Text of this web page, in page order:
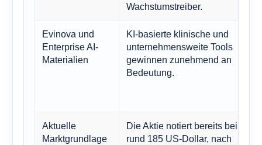
Wachstumstreiber.
Evinova und
Enterprise AI-
Materialien
KI-basierte klinische und
unternehmensweite Tools
gewinnen zunehmend an
Bedeutung.
Aktuelle
Marktgrundlage
Die Aktie notiert bereits bei
rund 185 US-Dollar, nach